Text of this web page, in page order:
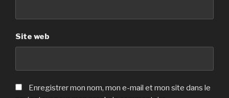
Site web
Enregistrer mon nom, mon e-mail et mon site dans le